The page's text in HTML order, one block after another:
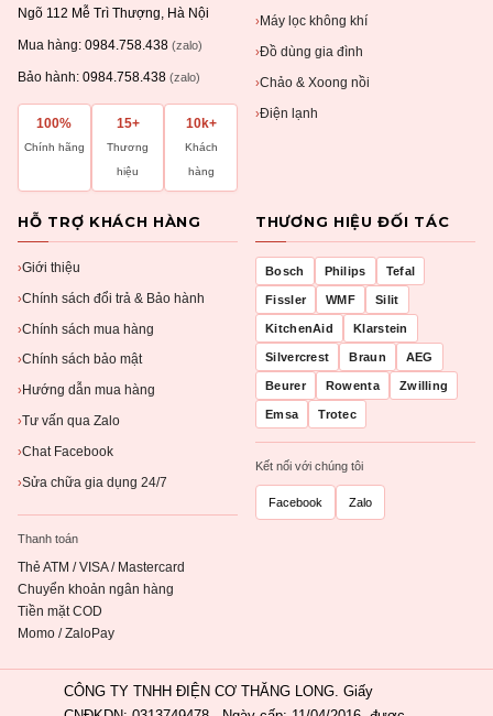
Ngõ 112 Mễ Trì Thượng, Hà Nội
Mua hàng: 0984.758.438 (zalo)
Bảo hành: 0984.758.438 (zalo)
100%
Chính hãng
15+
Thương
hiệu
10k+
Khách
hàng
› Máy lọc không khí
›Đồ dùng gia đình
›Chảo & Xoong nồi
›Điện lạnh
HỖ TRỢ KHÁCH HÀNG
›Giới thiệu
›Chính sách đổi trả & Bảo hành
›Chính sách mua hàng
›Chính sách bảo mật
› Hướng dẫn mua hàng
›Tư vấn qua Zalo
›Chat Facebook
›Sửa chữa gia dụng 24/7
Thanh toán
Thẻ ATM / VISA / Mastercard
Chuyển khoản ngân hàng
Tiền mặt COD
Momo / ZaloPay
THƯƠNG HIỆU ĐỐI TÁC
Bosch Philips Tefal
Fissler WMF Silit
KitchenAid Klarstein
Silvercrest Braun AEG
Beurer Rowenta Zwilling
Emsa Trotec
Kết nối với chúng tôi
Facebook Zalo
CÔNG TY TNHH ĐIỆN CƠ THĂNG LONG. Giấy